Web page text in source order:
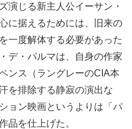
演じる新主人公イーサン・
に据えるためには、旧来の
一度解体する必要があった
デ・パルマは、自身の作家
ンス（ラングレーのCIA本
を排除する静寂の演出な
ョン映画というよりは「パ
品を仕上げた。